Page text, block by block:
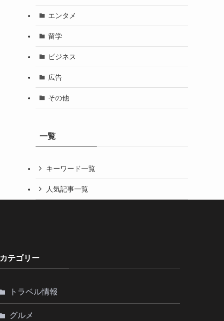
エンタメ
留学
ビジネス
広告
その他
一覧
キーワード一覧
人気記事一覧
カテゴリー
トラベル情報
グルメ